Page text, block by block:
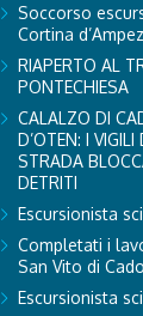
Soccorso
Cortina
RIAPERTO AL
PONTECHIESA
CALALZO DI
D’OTEN: I
STRADA
DETRITI
Escursionista
Completati i
San Vito di
Escursionista